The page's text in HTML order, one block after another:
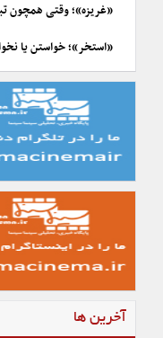
«غریزه»؛ وقتی همچون
«استخر»؛ خواستن یا
آخرین ها